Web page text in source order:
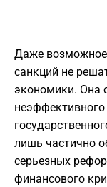
Даже
санкций не
экономики. Она
лишь частично
серьезных
финансового